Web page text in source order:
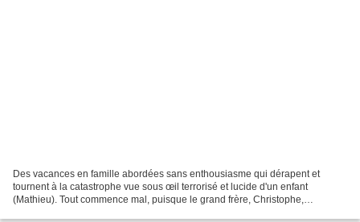
Des vacances en famille abordées sans enthousiasme qui dérapent et
tournent à la catastrophe vue sous œil terrorisé et lucide d'un enfant
(Mathieu). Tout commence mal, puisque le grand frère, Christophe,